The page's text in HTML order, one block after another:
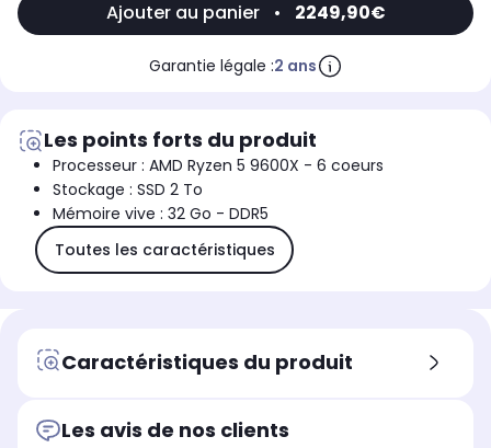
Ajouter au panier • 2249,90€
Garantie légale :2 ans
Les points forts du produit
Processeur : AMD Ryzen 5 9600X - 6 coeurs
Stockage : SSD 2 To
Mémoire vive : 32 Go - DDR5
Toutes les caractéristiques
Caractéristiques du produit
Les avis de nos clients